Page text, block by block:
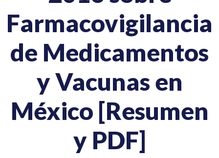
Farmacovigilancia
de Medicamentos
y Vacunas en
México [Resumen
y PDF]